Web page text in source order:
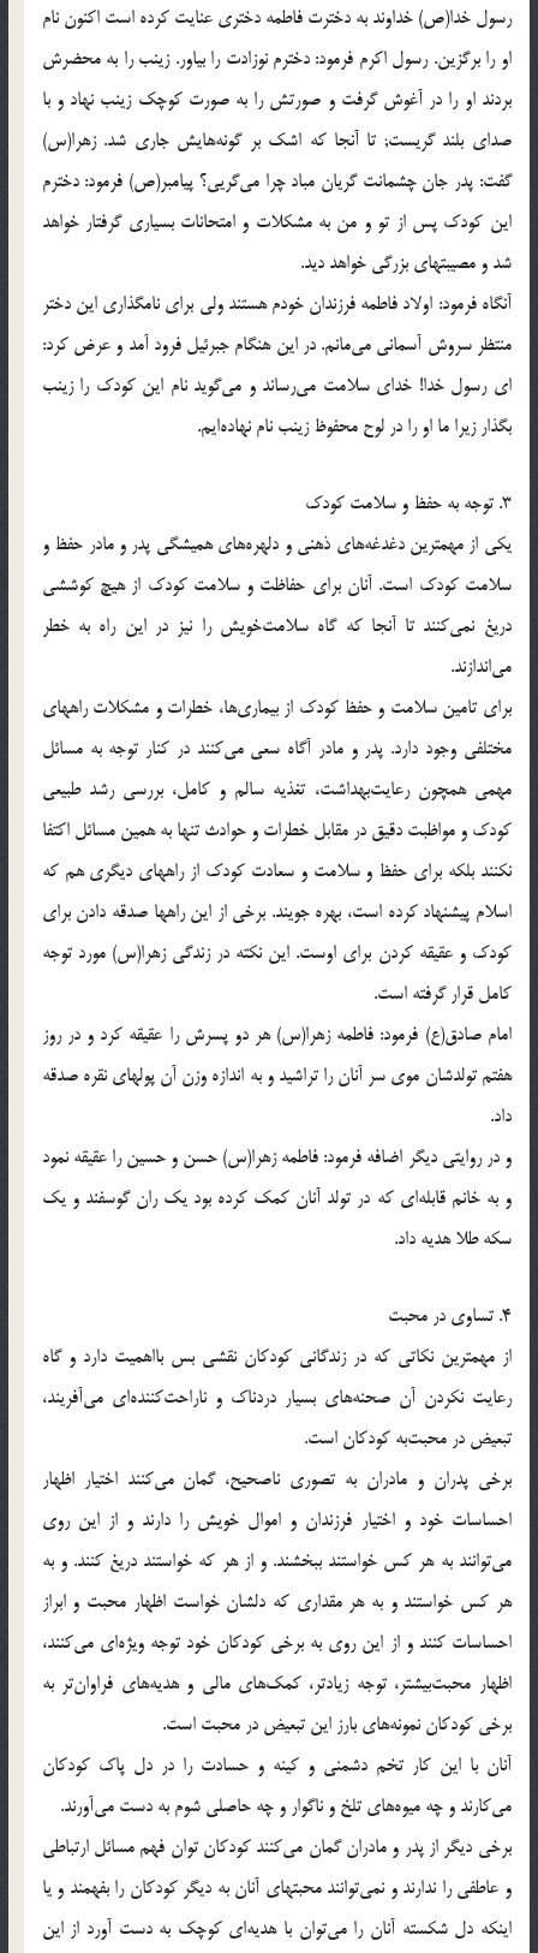
رسول خدا(ص) خداوند به دخترت فاطمه دخترى عنايت كرده است اكنون نام
او را برگزين. رسول اكرم فرمود: دخترم نوزادت را بياور. زينب را به محضرش
بردند او را در آغوش گرفت و صورتش را به صورت كوچك زينب نهاد و با
صداى بلند گريست; تا آنجا كه اشك بر گونه‌هايش جارى شد. زهرا(س)
گفت: پدر جان چشمانت گريان مباد چرا مى‌گريى؟ پيامبر(ص) فرمود: دخترم
اين كودك پس از تو و من به مشكلات و امتحانات بسيارى گرفتار خواهد
شد و مصيبتهاى بزرگى خواهد ديد.
آنگاه فرمود: اولاد فاطمه فرزندان خودم هستند ولى براى نامگذارى اين دختر
منتظر سروش آسمانى مى‌مانم. در اين هنگام جبرئيل فرود آمد و عرض كرد:
اى رسول خدا! خداى سلامت مى‌رساند و مى‌گويد نام اين كودك را زينب
بگذار زيرا ما او را در لوح محفوظ زينب نام نهاده‌ايم.
3. توجه به حفظ و سلامت كودك
يكى از مهمترين دغدغه‌هاى ذهنى و دلهره‌هاى هميشگى پدر و مادر حفظ و
سلامت كودك است. آنان براى حفاظت و سلامت كودك از هيچ كوششى
دريغ نمى‌كنند تا آنجا كه گاه سلامت‌خويش را نيز در اين راه به خطر
مى‌اندازند.
براى تامين سلامت و حفظ كودك از بيمارى‌ها، خطرات و مشكلات راههاى
مختلفى وجود دارد. پدر و مادر آگاه سعى مى‌كنند در كنار توجه به مسائل
مهمى همچون رعايت‌بهداشت، تغذيه سالم و كامل، بررسى رشد طبيعى
كودك و مواظبت دقيق در مقابل خطرات و حوادث تنها به همين مسائل اكتفا
نكنند بلكه براى حفظ و سلامت و سعادت كودك از راههاى ديگرى هم كه
اسلام پيشنهاد كرده است، بهره جويند. برخى از اين راهها صدقه دادن براى
كودك و عقيقه كردن براى اوست. اين نكته در زندگى زهرا(س) مورد توجه
كامل قرار گرفته است.
امام صادق(ع) فرمود: فاطمه زهرا(س) هر دو پسرش را عقيقه كرد و در روز
هفتم تولدشان موى سر آنان را تراشيد و به اندازه وزن آن پولهاى نقره صدقه
داد.
و در روايتى ديگر اضافه فرمود: فاطمه زهرا(س) حسن و حسين را عقيقه نمود
و به خانم قابله‌اى كه در تولد آنان كمك كرده بود يك ران گوسفند و يك
سكه طلا هديه داد.
4. تساوى در محبت
از مهمترين نكاتى كه در زندگانى كودكان نقشى بس بااهميت دارد و گاه
رعايت نكردن آن صحنه‌هاى بسيار دردناك و ناراحت‌كننده‌اى مى‌آفريند،
تبعيض در محبت‌به كودكان است.
برخى پدران و مادران به تصورى ناصحيح، گمان مى‌كنند اختيار اظهار
احساسات خود و اختيار فرزندان و اموال خويش را دارند و از اين روى
مى‌توانند به هر كس خواستند ببخشند. و از هر كه خواستند دريغ كنند. و به
هر كس خواستند و به هر مقدارى كه دلشان خواست اظهار محبت و ابراز
احساسات كنند و از اين روى به برخى كودكان خود توجه ويژه‌اى مى‌كنند،
اظهار محبت‌بيشتر، توجه زيادتر، كمك‌هاى مالى و هديه‌هاى فراوان‌تر به
برخى كودكان نمونه‌هاى بارز اين تبعيض در محبت است.
آنان با اين كار تخم دشمنى و كينه و حسادت را در دل پاك كودكان
مى‌كارند و چه ميوه‌هاى تلخ و ناگوار و چه حاصلى شوم به دست مى‌آورند.
برخى ديگر از پدر و مادران گمان مى‌كنند كودكان توان فهم مسائل ارتباطى
و عاطفى را ندارند و نمى‌توانند محبتهاى آنان به ديگر كودكان را بفهمند و يا
اينكه دل شكسته آنان را مى‌توان با هديه‌اى كوچك به دست آورد از اين